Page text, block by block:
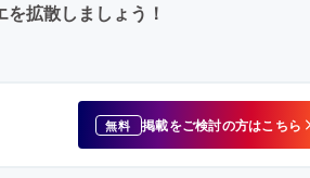
拡散しましょう！
無料 掲載をご検討の方はこちら